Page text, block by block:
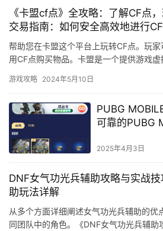
《卡盟cf点》全攻略：了解CF点
交易指南：如何安全高效地进行
帮助您在卡盟这个平台上玩转CF点。玩
用CF点购买物品。卡盟是一个提供游戏
游戏攻略 2024年5月10日
PUBG
可靠的PUBG
2025年4月3日
DNF女气功光兵辅助攻略与实战
助玩法详解
从多个方面详细阐述女气功光兵辅助的优
同团队中的角色。《DNF女气功光兵辅助